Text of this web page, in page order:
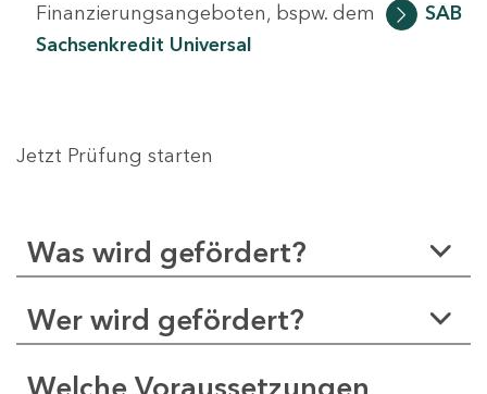
Finanzierungsangeboten, bspw. dem
SAB
Sachsenkredit Universal
Jetzt Prüfung starten
Was wird gefördert?
Wer wird gefördert?
Welche Voraussetzungen